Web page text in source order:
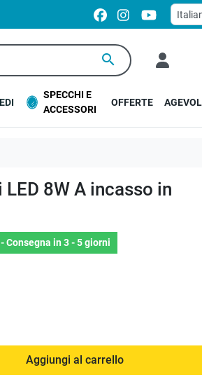
search
SPECCHI E
ACCESSORI
OFFERTE
8W A incasso in
-Consegna in 3 - 5 giorni
Aggiungi al carrello